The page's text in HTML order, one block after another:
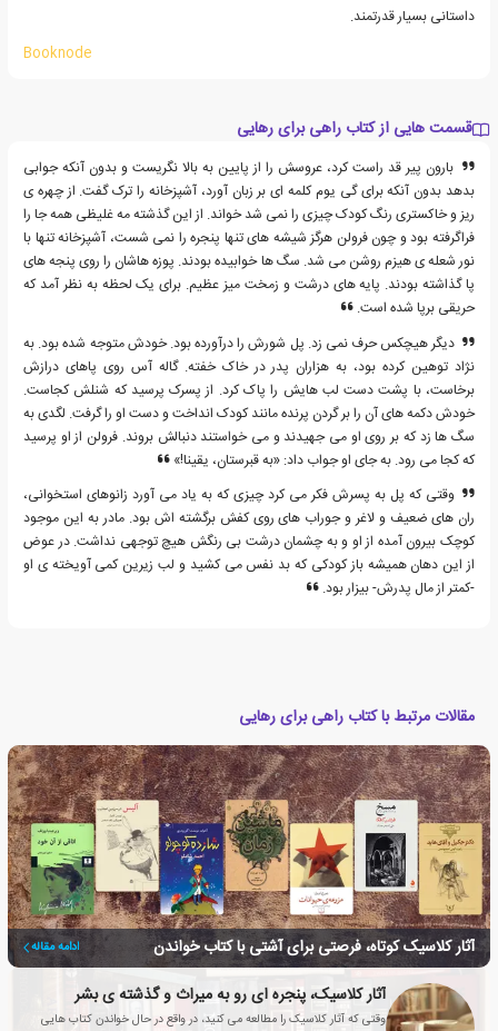
داستانی بسیار قدرتمند.
Booknode
قسمت هایی از کتاب راهی برای رهایی
بارون پیر قد راست کرد، عروسش را از پایین به بالا نگریست و بدون آنکه جوابی
بدهد بدون آنکه برای گی یوم کلمه ای بر زبان آورد، آشپزخانه را ترک گفت. از چهره ی
ریز و خاکستری رنگ کودک چیزی را نمی شد خواند. از این گذشته مه غلیظی همه جا را
فراگرفته بود و چون فرولن هرگز شیشه های تنها پنجره را نمی شست، آشپزخانه تنها با
نور شعله ی هیزم روشن می شد. سگ ها خوابیده بودند. پوزه هاشان را روی پنجه های
پا گذاشته بودند. پایه های درشت و زمخت میز عظیم. برای یک لحظه به نظر آمد که
حریقی برپا شده است.
دیگر هیچکس حرف نمی زد. پل شورش را درآورده بود. خودش متوجه شده بود. به
نژاد توهین کرده بود، به هزاران پدر در خاک خفته. گاله آس روی پاهای درازش
برخاست، با پشت دست لب هایش را پاک کرد. از پسرک پرسید که شنلش کجاست.
خودش دکمه های آن را بر گردن پرنده مانند کودک انداخت و دست او را گرفت. لگدی به
سگ ها زد که بر روی او می جهیدند و می خواستند دنبالش بروند. فرولن از او پرسید
که کجا می رود. به جای او جواب داد: «به قبرستان، یقینا!»
وقتی که پل به پسرش فکر می کرد چیزی که به یاد می آورد زانوهای استخوانی،
ران های ضعیف و لاغر و جوراب های روی کفش برگشته اش بود. مادر به این موجود
کوچک بیرون آمده از او و به چشمان درشت بی رنگش هیچ توجهی نداشت. در عوض
از این دهان همیشه باز کودکی که بد نفس می کشید و لب زیرین کمی آویخته ی او
-کمتر از مال پدرش- بیزار بود.
مقالات مرتبط با کتاب راهی برای رهایی
آثار کلاسیک کوتاه، فرصتی برای آشتی با کتاب خواندن ادامه مقاله
آثار کلاسیک، پنجره ای رو به میراث و گذشته ی بشر
وقتی که آثار کلاسیک را مطالعه می کنید، در واقع در حال خواندن کتاب هایی